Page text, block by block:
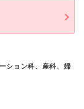
ション科、産科、婦